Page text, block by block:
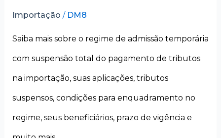
Importação / DM8
Saiba mais sobre o regime de admissão temporária
com suspensão total do pagamento de tributos
na importação, suas aplicações, tributos
suspensos, condições para enquadramento no
regime, seus beneficiários, prazo de vigência e